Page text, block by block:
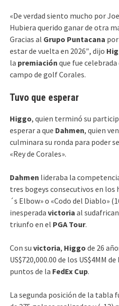
«De verdad siento mucho por
Hubiera querido ganar de otra
Gracias al Grupo Puntacana
estar de vuelta en 2026″, dijo
la premiación que fue
campo de golf Corales.
Tuvo que esperar
Higgo, quien terminó su
esperar a que Dahmen, quien
culminara su ronda para poder
«Rey de Corales».
Dahmen lideraba la
tres bogeys consecutivos en los
´s Elbow» o «Codo del Diablo»
inesperada victoria al
triunfo en el PGA Tour.
Con su victoria, Higgo de 26
US$720,000.00 de los US$4MM
puntos de la FedEx Cup.
La segunda posición de la